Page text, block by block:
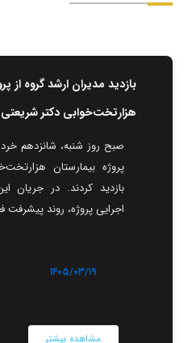
بازدید مدیران ارشد گروه از
هزارتخت‌خوابی دکتر
صبح روز شنبه، شانزدهم
پروژه بیمارستان
بازدید کردند. در جریان
اجرایی پروژه، روند پیشرفت
۱۴۰۵/۰۳/۱۹
مشاهده بیشتر